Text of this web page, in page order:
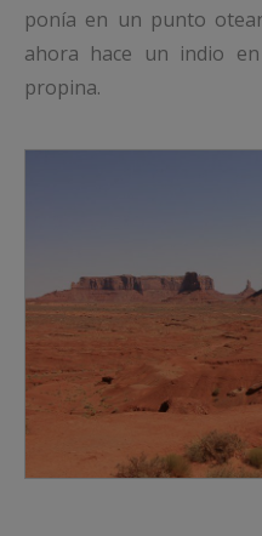
ponía en un punto
ahora hace un indio
propina.